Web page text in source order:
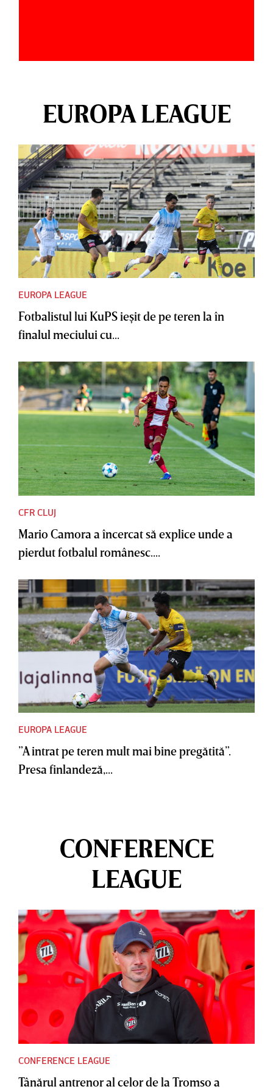
EUROPA LEAGUE
EUROPA LEAGUE
Fotbalistul lui KuPS ieşit de pe teren la în
finalul meciului cu...
CFR CLUJ
Mario Camora a încercat să explice unde a
pierdut fotbalul românesc....
EUROPA LEAGUE
”A intrat pe teren mult mai bine pregătită”.
Presa finlandeză,...
CONFERENCE
LEAGUE
CONFERENCE LEAGUE
Tânărul antrenor al celor de la Tromso a